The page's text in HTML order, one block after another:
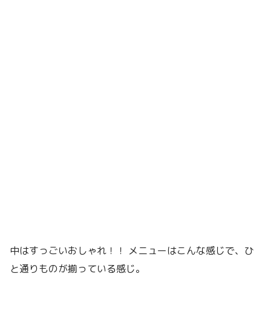
中はすっごいおしゃれ！！ メニューはこんな感じで、ひ
と通りものが揃っている感じ。